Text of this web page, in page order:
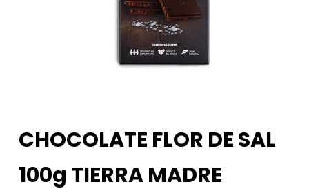
CHOCOLATE FLOR DE SAL
100g TIERRA MADRE